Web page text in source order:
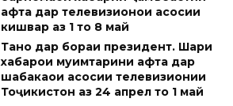
ҳафта дар телевизионҳои асосии
кишвар аз 1 то 8 май
Танҳо дар бораи президент. Шарҳи
хабарҳои муҳимтарини ҳафта дар
шабакаҳои асосии телевизионии
Тоҷикистон аз 24 апрел то 1 май